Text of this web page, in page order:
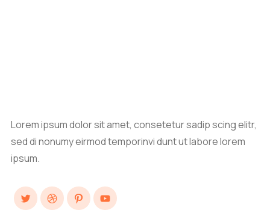
Lorem ipsum dolor sit amet, consetetur sadip scing elitr,
sed di nonumy eirmod temporinvi dunt ut labore lorem
ipsum.
TwitterDribbblePinterestYouTube